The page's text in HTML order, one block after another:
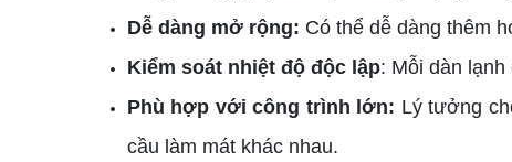
Dễ dàng mở rộng: Có thể dễ dàng thêm
Kiểm soát nhiệt độ độc lập: Mỗi dàn
Phù hợp với công trình lớn: Lý tưởng
cầu làm mát khác nhau.